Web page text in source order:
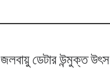
জলবায়ু ডেটার উন্মুক্ত উৎস